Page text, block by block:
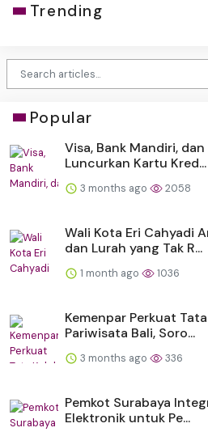
Trending
Popular
Visa, Bank Mandiri,
Luncurkan Kartu Kred...
3 months ago 2058
Wali Kota Eri Cahyadi
dan Lurah yang Tak R...
1 month ago 1036
Kemenpar Perkuat
Pariwisata Bali, Soro...
3 months ago 336
Pemkot Surabaya
Elektronik untuk Pe...